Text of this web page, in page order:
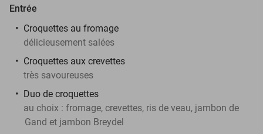
Entrée
Croquettes au fromage
délicieusement salées
Croquettes aux crevettes
très savoureuses
Duo de croquettes
au choix : fromage, crevettes, ris de veau, jambon de
Gand et jambon Breydel